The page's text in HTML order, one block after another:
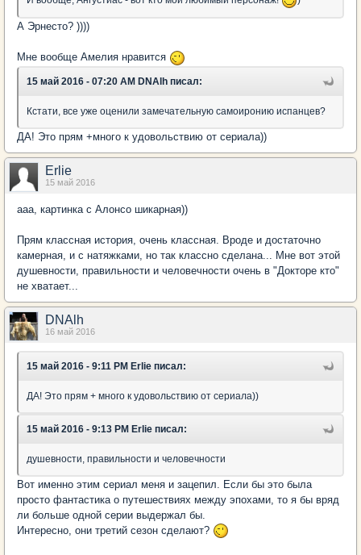
А Эрнесто? ))))
Мне вообще Амелия нравится
15 май 2016 - 07:20 AM DNAlh писал:
Кстати, все уже оценили замечательную самоиронию испанцев?
ДА! Это прям +много к удовольствию от сериала))
Erlie
15 май 2016
ааа, картинка с Алонсо шикарная))
Прям классная история, очень классная. Вроде и достаточно
камерная, и с натяжками, но так классно сделана... Мне вот этой
душевности, правильности и человечности очень в "Докторе кто"
не хватает...
DNAlh
16 май 2016
15 май 2016 - 9:11 PM Erlie писал:
ДА! Это прям + много к удовольствию от сериала))
15 май 2016 - 9:13 PM Erlie писал:
душевности, правильности и человечности
Вот именно этим сериал меня и зацепил. Если бы это была
просто фантастика о путешествиях между эпохами, то я бы вряд
ли больше одной серии выдержал бы.
Интересно, они третий сезон сделают?